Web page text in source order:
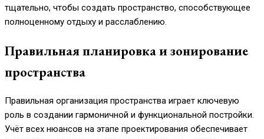
тщательно, чтобы создать пространство, способствующее
полноценному отдыху и расслаблению.
Правильная планировка и зонирование
пространства
Правильная организация пространства играет ключевую
роль в создании гармоничной и функциональной постройки.
Учёт всех нюансов на этапе проектирования обеспечивает